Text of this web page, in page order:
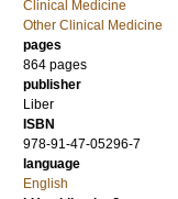
Clinical Medicine
Other Clinical Medicine
pages
864 pages
publisher
Liber
ISBN
978-91-47-05296-7
language
English